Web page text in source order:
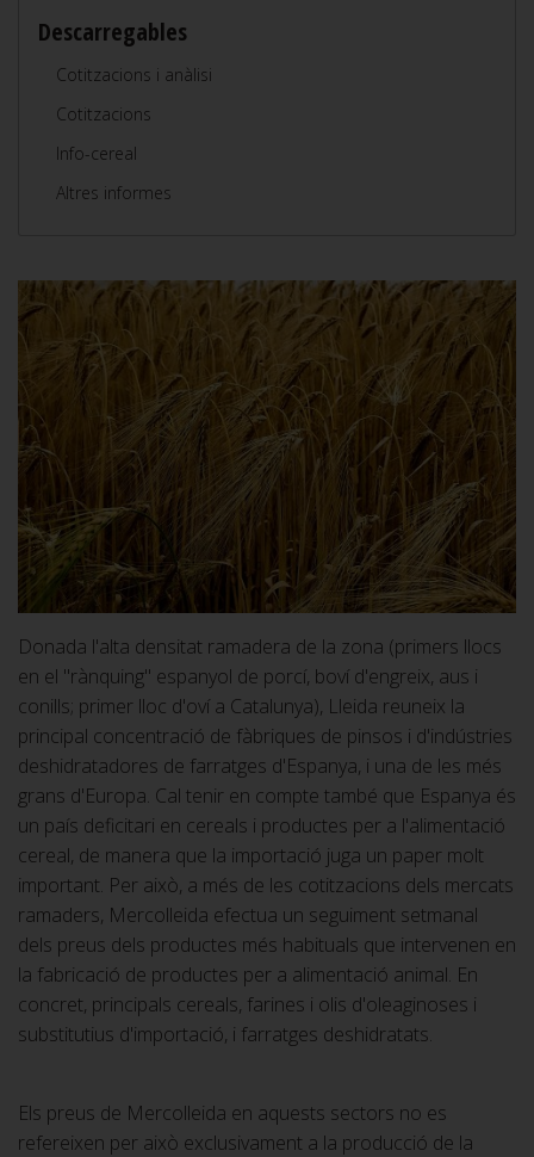
Descarregables
Cotitzacions i anàlisi
Cotitzacions
Info-cereal
Altres informes
Donada l'alta densitat ramadera de la zona (primers llocs
en el "rànquing" espanyol de porcí, boví d'engreix, aus i
conills; primer lloc d'oví a Catalunya), Lleida reuneix la
principal concentració de fàbriques de pinsos i d'indústries
deshidratadores de farratges d'Espanya, i una de les més
grans d'Europa. Cal tenir en compte també que Espanya és
un país deficitari en cereals i productes per a l'alimentació
cereal, de manera que la importació juga un paper molt
important. Per això, a més de les cotitzacions dels mercats
ramaders, Mercolleida efectua un seguiment setmanal
dels preus dels productes més habituals que intervenen en
la fabricació de productes per a alimentació animal. En
concret, principals cereals, farines i olis d'oleaginoses i
substitutius d'importació, i farratges deshidratats.
Els preus de Mercolleida en aquests sectors no es
refereixen per això exclusivament a la producció de la